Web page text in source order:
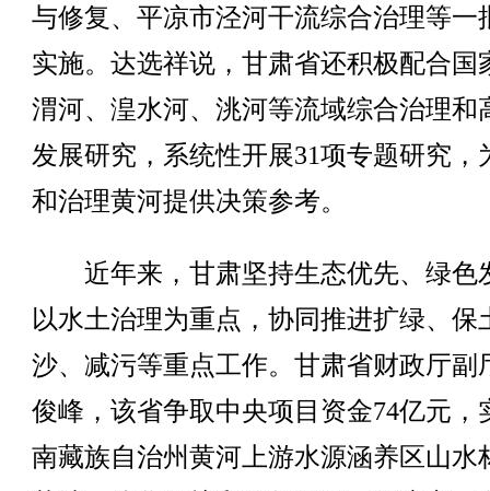
与修复、平凉市泾河干流综合治理等一
实施。达选祥说，甘肃省还积极配合国
渭河、湟水河、洮河等流域综合治理和
发展研究，系统性开展31项专题研究，
和治理黄河提供决策参考。
近年来，甘肃坚持生态优先、绿色
以水土治理为重点，协同推进扩绿、保
沙、减污等重点工作。甘肃省财政厅副
俊峰，该省争取中央项目资金74亿元，
南藏族自治州黄河上游水源涵养区山水